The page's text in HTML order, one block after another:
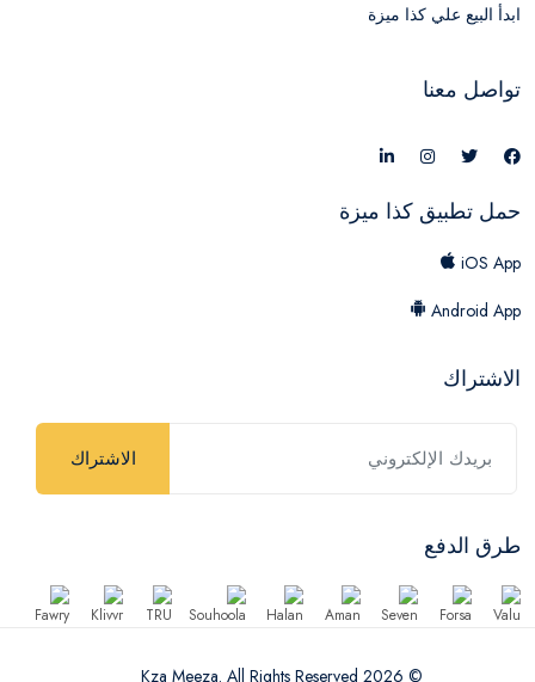
ابدأ البيع علي كذا ميزة
تواصل معنا
حمل تطبيق كذا ميزة
iOS App
Android App
الاشتراك
الاشتراك
طرق الدفع
© 2026 Kza Meeza. All Rights Reserved